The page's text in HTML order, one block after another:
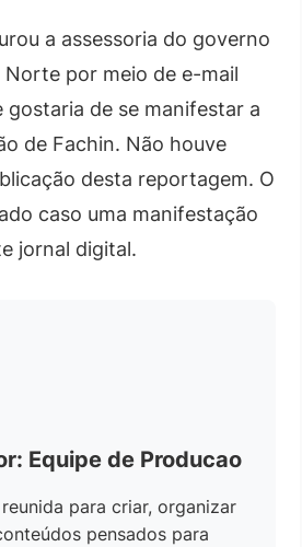
a assessoria do governo
Norte por meio de e-mail
gostaria de se manifestar a
de Fachin. Não houve
desta reportagem. O
caso uma manifestação
jornal digital.
Equipe de Producao
para criar, organizar
pensados para